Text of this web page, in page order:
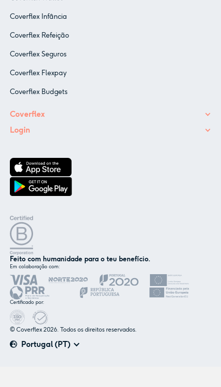
Coverflex Infância
Coverflex Refeição
Coverflex Seguros
Coverflex Flexpay
Coverflex Budgets
Coverflex
Login
Feito com humanidade para o teu benefício.
Em colaboração com:
Certificado por:
Portugal (PT)
© Coverflex 2026. Todos os direitos reservados.